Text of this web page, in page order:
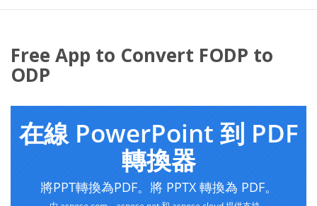
Free App to Convert FODP to
ODP